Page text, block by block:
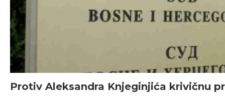
Protiv Aleksandra Knjeginjića krivičnu